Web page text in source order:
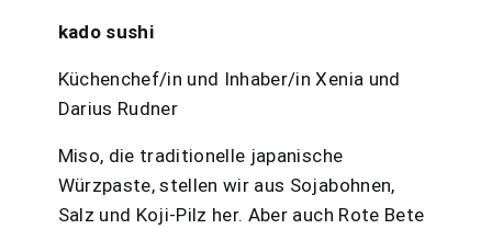
kado sushi
Küchenchef/in und Inhaber/in Xenia und
Darius Rudner
Miso, die traditionelle japanische
Würzpaste, stellen wir aus Sojabohnen,
Salz und Koji-Pilz her. Aber auch Rote Bete